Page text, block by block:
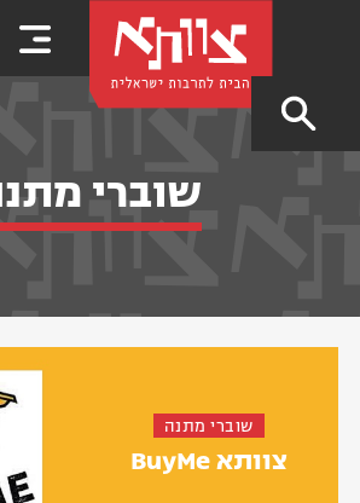
שוברי
שוברי מתנה
צוותא BuyMe